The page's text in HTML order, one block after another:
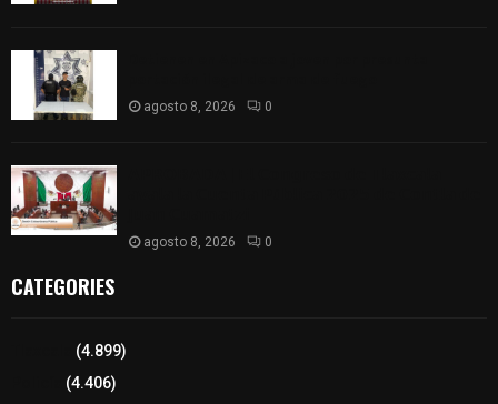
agosto 8, 2026 0
agosto 8, 2026 0
CATEGORIES
(4.899)
(4.406)